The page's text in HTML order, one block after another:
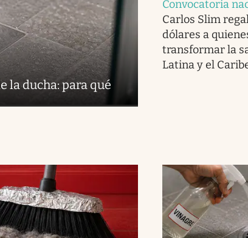
la ducha: para qué
Convocatoria
Carlos Slim
dólares a
transformar la
Latina y el